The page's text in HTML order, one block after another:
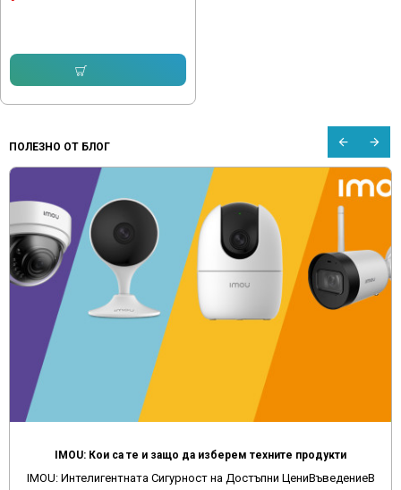
ПОЛЕЗНО ОТ БЛОГ
IMOU: Кои са те и защо да изберем техните продукти
IMOU: Интелигентната Сигурност на Достъпни ЦениВъведениеВ